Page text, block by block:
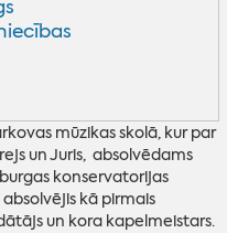
mūzikas skolā, kur par
un Juris, absolvēdams
konservatorijas
kā pirmais
un kora kapelmeistars.